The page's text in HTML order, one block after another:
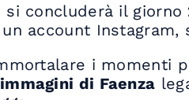
si concluderà il giorno
account Instagram,
i momenti
di Faenza